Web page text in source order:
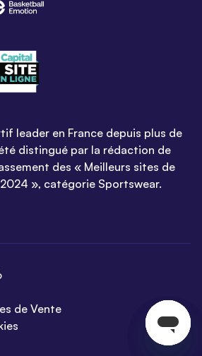
leader en France depuis plus de
distingué par la rédaction de
des « Meilleurs sites de
», catégorie Sportswear.
de Vente